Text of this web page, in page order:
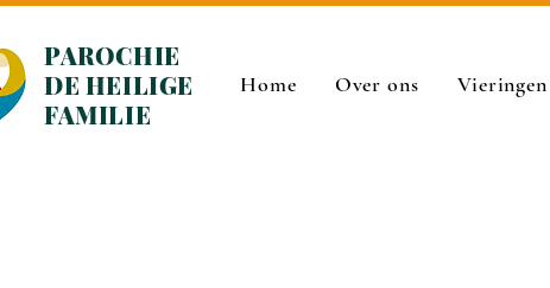
PAROCHIE
DE HEILIGE
FAMILIE
Home Over ons Vieringen